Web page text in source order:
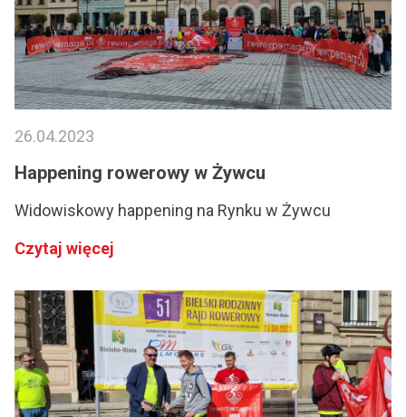
26.04.2023
Happening rowerowy w Żywcu
Widowiskowy happening na Rynku w Żywcu
Czytaj więcej